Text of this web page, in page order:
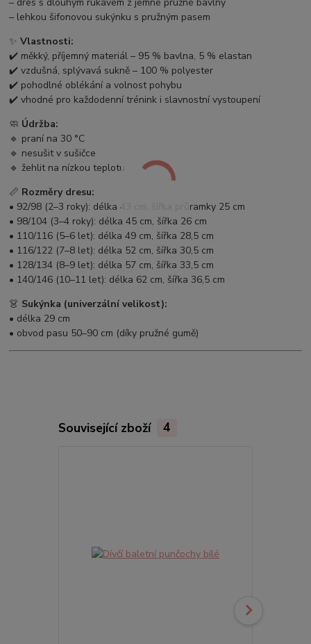
– dres s dlouhým rukávem z jemné pružné bavlny
– lehkou šifonovou sukýnku s pružným pasem
✨Vlastnosti:
✔️ měkký, příjemný materiál – 95 % bavlna, 5 % elastan
✔️ vzdušná, splývavá sukně – 100 % polyester
✔️ pohodlné oblékání a volnost pohybu
✔️ vhodné pro každodenní trénink i slavnostní vystoupení
🧼 Údržba:
🔹 praní na 30 °C
🔹 nesušit v sušičce
🔹 žehlit na nízkou teplotu
📏 Rozměry dresu:
• 92/98 (2–3 roky): délka 43 cm, šířka průramky 25 cm
• 98/104 (3–4 roky): délka 45 cm, šířka 26 cm
• 110/116 (5–6 let): délka 49 cm, šířka 28,5 cm
• 116/122 (7–8 let): délka 52 cm, šířka 30,5 cm
• 128/134 (8–9 let): délka 57 cm, šířka 33,5 cm
• 140/146 (10–11 let): délka 62 cm, šířka 36,5 cm
👗 Sukýnka (univerzální velikost):
• délka 29 cm
• obvod pasu 50–90 cm (díky pružné gumě)
Související zboží 4